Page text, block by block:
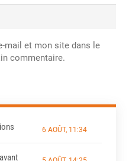
mail et mon site dans le
commentaire.
6 AOÛT, 11:34